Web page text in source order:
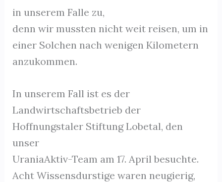
in unserem Falle zu,
denn wir mussten nicht weit reisen, um in
einer Solchen nach wenigen Kilometern
anzukommen.
In unserem Fall ist es der
Landwirtschaftsbetrieb der
Hoffnungstaler Stiftung Lobetal, den
unser
UraniaAktiv-Team am 17. April besuchte.
Acht Wissensdurstige waren neugierig,